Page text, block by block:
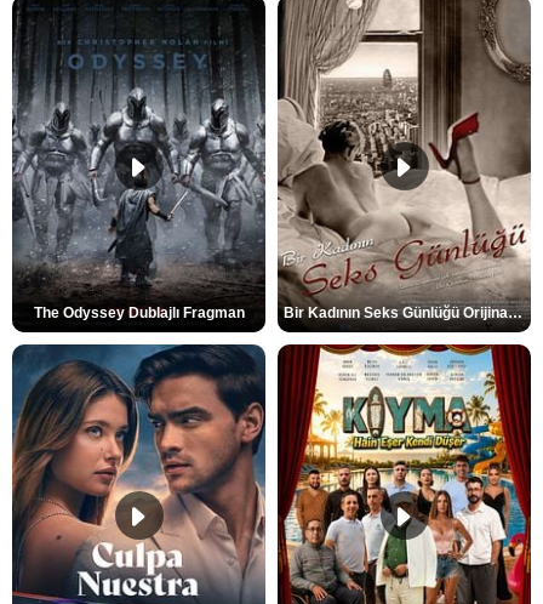
The Odyssey Dublajlı Fragman Bir Kadının Seks Günlüğü Orijinal Fragman